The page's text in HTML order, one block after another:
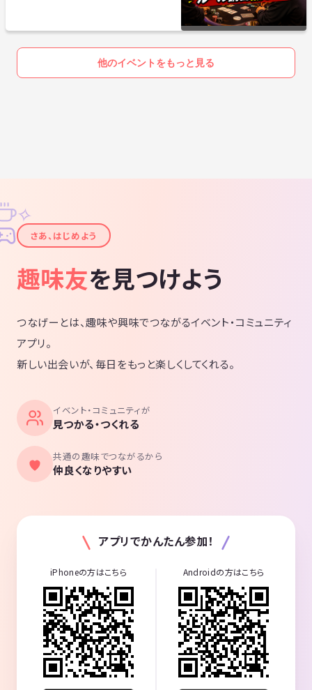
他のイベントをもっと見る
✦
✧
さあ、はじめよう
趣味友を見つけよう
つなげーとは、趣味や興味でつながるイベント・コミュニティ
アプリ。
新しい出会いが、毎日をもっと楽しくしてくれる。
イベント・コミュニティが
見つかる・つくれる
共通の趣味でつながるから
仲良くなりやすい
アプリでかんたん参加！
iPhoneの方はこちら Androidの方はこちら